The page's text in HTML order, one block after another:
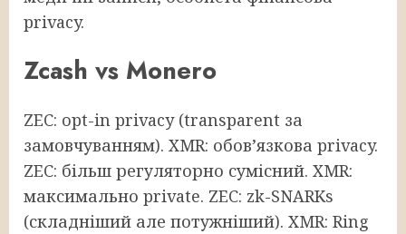
privacy.
Zcash vs Monero
ZEC: opt-in privacy (transparent за
замовчуванням). XMR: обов’язкова privacy.
ZEC: більш регуляторно сумісний. XMR:
максимально private. ZEC: zk-SNARKs
(складніший але потужніший). XMR: Ring